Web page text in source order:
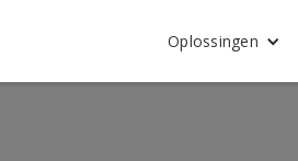
Oplossingen